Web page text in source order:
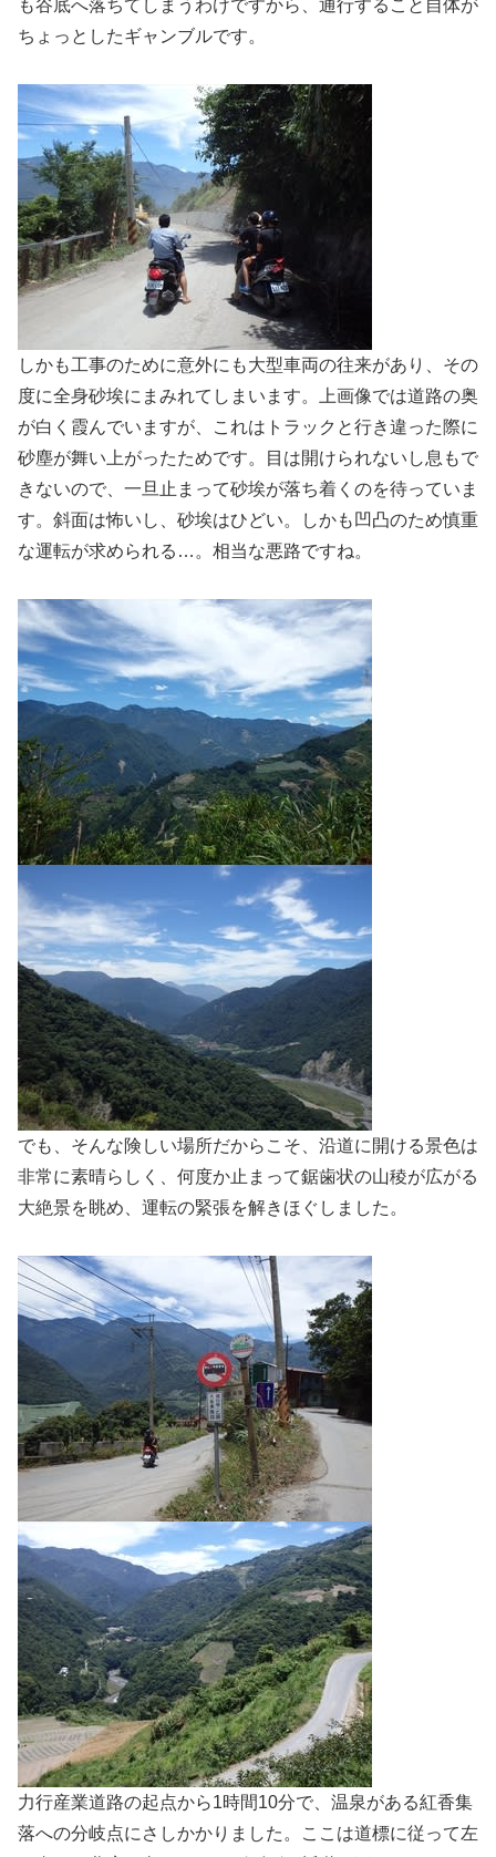
も谷底へ落ちてしまうわけですから、通行すること自体が
ちょっとしたギャンブルです。
しかも工事のために意外にも大型車両の往来があり、その
度に全身砂埃にまみれてしまいます。上画像では道路の奥
が白く霞んでいますが、これはトラックと行き違った際に
砂塵が舞い上がったためです。目は開けられないし息もで
きないので、一旦止まって砂埃が落ち着くのを待っていま
す。斜面は怖いし、砂埃はひどい。しかも凹凸のため慎重
な運転が求められる…。相当な悪路ですね。
でも、そんな険しい場所だからこそ、沿道に開ける景色は
非常に素晴らしく、何度か止まって鋸歯状の山稜が広がる
大絶景を眺め、運転の緊張を解きほぐしました。
力行産業道路の起点から1時間10分で、温泉がある紅香集
落への分岐点にさしかかりました。ここは道標に従って左